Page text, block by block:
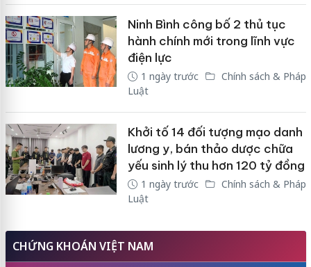
Ninh Bình công bố 2 thủ tục
hành chính mới trong lĩnh vực
điện lực
1 ngày trước
Chính sách & Pháp
Luật
Khởi tố 14 đối tượng mạo danh
lương y, bán thảo dược chữa
yếu sinh lý thu hơn 120 tỷ đồng
1 ngày trước
Chính sách & Pháp
Luật
CHỨNG KHOÁN VIỆT NAM